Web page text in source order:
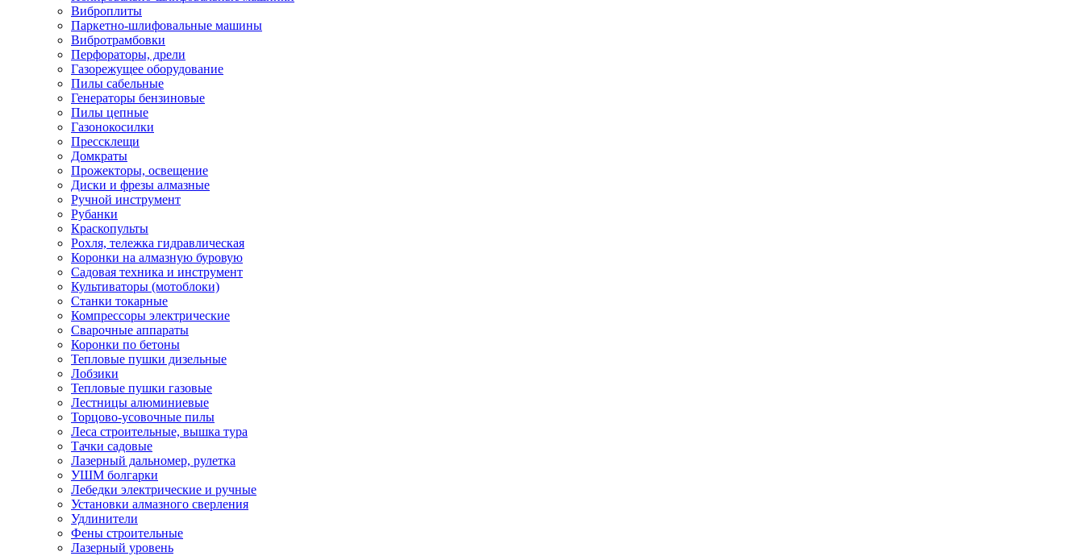
Виброплиты
Паркетно-шлифовальные машины
Вибротрамбовки
Перфораторы, дрели
Газорежущее оборудование
Пилы сабельные
Генераторы бензиновые
Пилы цепные
Газонокосилки
Прессклещи
Домкраты
Прожекторы, освещение
Диски и фрезы алмазные
Ручной инструмент
Рубанки
Краскопульты
Рохля, тележка гидравлическая
Коронки на алмазную буровую
Садовая техника и инструмент
Культиваторы (мотоблоки)
Станки токарные
Компрессоры электрические
Сварочные аппараты
Коронки по бетоны
Тепловые пушки дизельные
Лобзики
Тепловые пушки газовые
Лестницы алюминиевые
Торцово-усовочные пилы
Леса строительные, вышка тура
Тачки садовые
Лазерный дальномер, рулетка
УШМ болгарки
Лебедки электрические и ручные
Установки алмазного сверления
Удлинители
Фены строительные
Лазерный уровень